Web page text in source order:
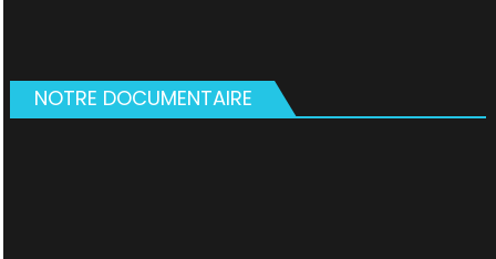
NOTRE DOCUMENTAIRE